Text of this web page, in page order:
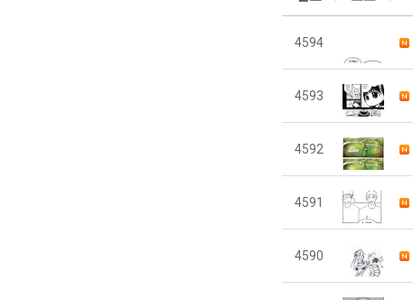
4594
4593
4592
4591
4590